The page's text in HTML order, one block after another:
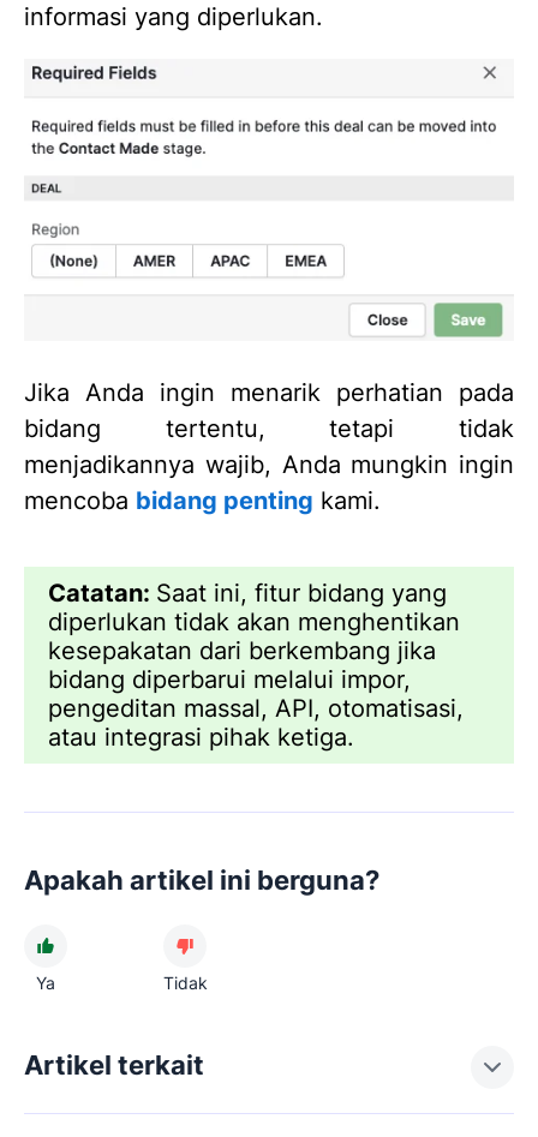
informasi yang diperlukan.
Jika Anda ingin menarik perhatian pada
bidang tertentu, tetapi tidak
menjadikannya wajib, Anda mungkin ingin
mencoba bidang penting kami.
Catatan: Saat ini, fitur bidang yang
diperlukan tidak akan menghentikan
kesepakatan dari berkembang jika
bidang diperbarui melalui impor,
pengeditan massal, API, otomatisasi,
atau integrasi pihak ketiga.
Apakah artikel ini berguna?
Ya Tidak
Artikel terkait